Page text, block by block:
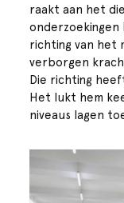
raakt aan het
onderzoekingen
richting van het
verborgen
Die richting
Het lukt hem
niveaus lagen